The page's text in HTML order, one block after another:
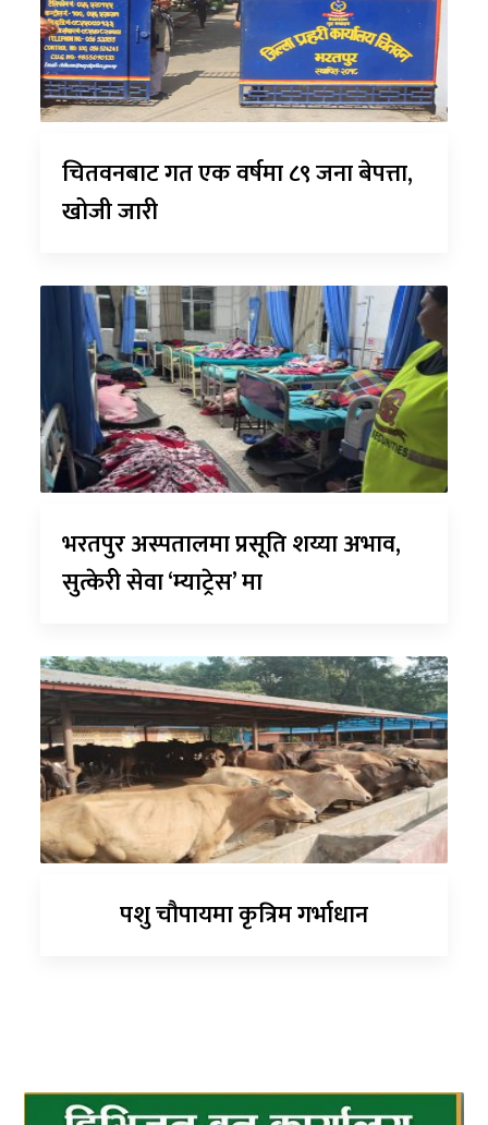
चितवनबाट गत एक वर्षमा ८९ जना बेपत्ता,
खोजी जारी
भरतपुर अस्पतालमा प्रसूति शय्या अभाव,
सुत्केरी सेवा ‘म्याट्रेस’ मा
पशु चौपायमा कृत्रिम गर्भाधान